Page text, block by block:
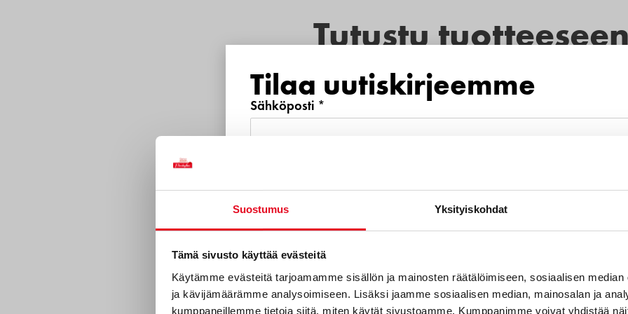
Suostumus Yksityiskohdat
Tämä sivusto käyttää evästeitä
Käytämme evästeitä tarjoamamme sisällön ja mainosten räätälöimiseen, sosiaalisen
ja kävijämäärämme analysoimiseen. Lisäksi jaamme sosiaalisen median, mainosalan ja
kumppaneillemme tietoja siitä, miten käytät sivustoamme. Kumppanimme voivat yhdistää
Tutustu
PikkuKartano 420 g
Tilaa uutiskirjeemme
Sähköposti *
sinua?
Uutuustuotteet